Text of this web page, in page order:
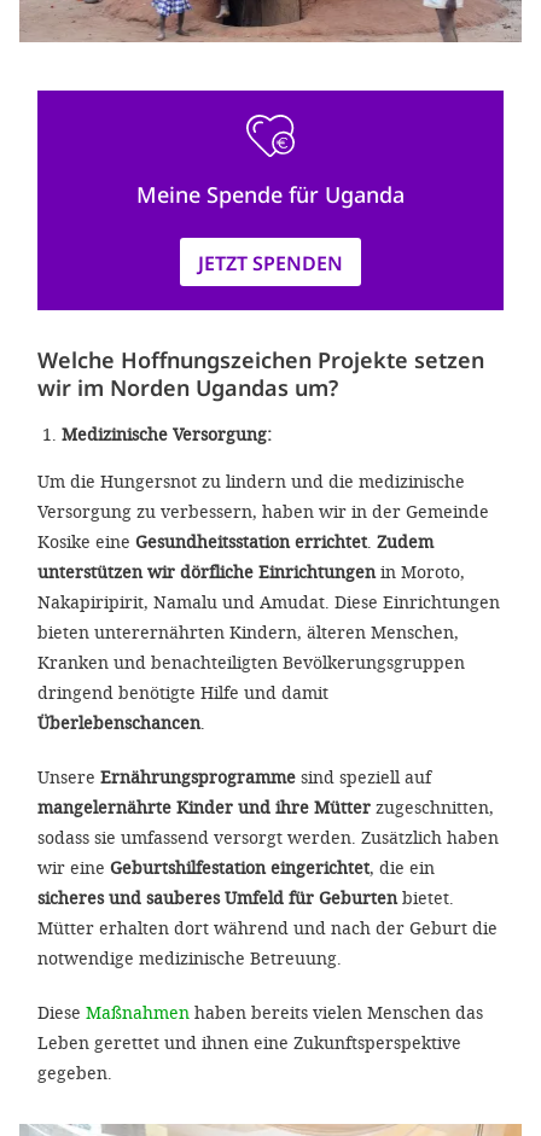
Meine Spende für Uganda
JETZT SPENDEN
Welche Hoffnungszeichen Projekte setzen
wir im Norden Ugandas um?
Medizinische Versorgung:
Um die Hungersnot zu lindern und die medizinische
Versorgung zu verbessern, haben wir in der Gemeinde
Kosike eine Gesundheitsstation errichtet. Zudem
unterstützen wir dörfliche Einrichtungenin Moroto,
Nakapiripirit, Namalu und Amudat. Diese Einrichtungen
bieten unterernährten Kindern, älteren Menschen,
Kranken und benachteiligten Bevölkerungsgruppen
dringend benötigte Hilfe und damit
Überlebenschancen.
Unsere Ernährungsprogramme sind speziell auf
mangelernährte Kinder und ihre Mütter zugeschnitten,
sodass sie umfassend versorgt werden. Zusätzlich haben
wir eine Geburtshilfestation eingerichtet, die ein
sicheres und sauberes Umfeld für Geburtenbietet.
Mütter erhalten dort während und nach der Geburt die
notwendige medizinische Betreuung.
Diese Maßnahmen haben bereits vielen Menschen das
Leben gerettet und ihnen eine Zukunftsperspektive
gegeben.